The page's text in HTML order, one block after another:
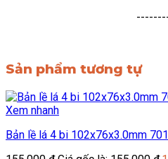
Sản phẩm tương tự
Xem nhanh
Bản lề lá 4 bi 102x76x3.0mm